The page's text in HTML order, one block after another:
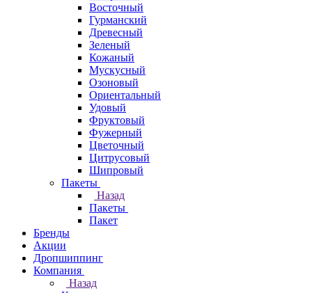
Восточный
Гурманский
Древесный
Зеленый
Кожаный
Мускусный
Озоновый
Ориентальный
Удовый
Фруктовый
Фужерный
Цветочный
Цитрусовый
Шипровый
Пакеты
Назад
Пакеты
Пакет
Бренды
Акции
Дропшиппинг
Компания
Назад